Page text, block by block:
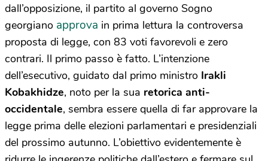
dall’opposizione, il partito al governo Sogno
georgiano approva in prima lettura la controversa
proposta di legge, con 83 voti favorevoli e zero
contrari. Il primo passo è fatto. L’intenzione
dell’esecutivo, guidato dal primo ministro Irakli
Kobakhidze, noto per la sua retorica anti-
occidentale, sembra essere quella di far approvare la
legge prima delle elezioni parlamentari e presidenziali
del prossimo autunno. L’obiettivo evidentemente è